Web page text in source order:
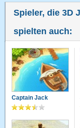
Spieler, die 3D
spielten auch:
Captain Jack